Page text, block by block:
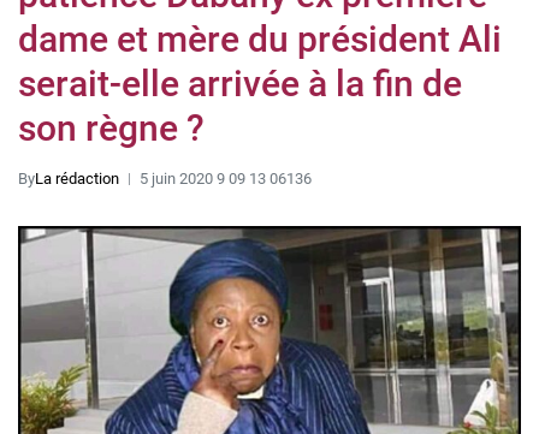
dame et mère du président Ali
serait-elle arrivée à la fin de
son règne ?
ByLa rédaction 5 juin 2020 9 09 13 06136